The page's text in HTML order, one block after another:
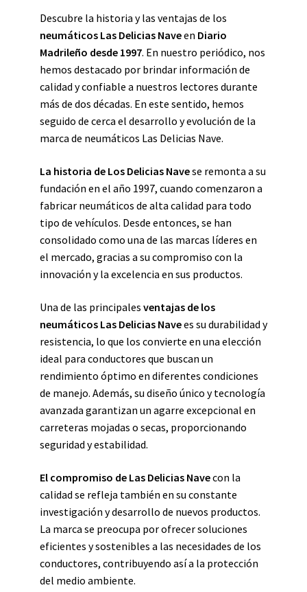
Descubre la historia y las ventajas de los
neumáticos Las Delicias Naveen Diario
Madrileño desde 1997. En nuestro periódico, nos
hemos destacado por brindar información de
calidad y confiable a nuestros lectores durante
más de dos décadas. En este sentido, hemos
seguido de cerca el desarrollo y evolución de la
marca de neumáticos Las Delicias Nave.
La historia de Los Delicias Navese remonta a su
fundación en el año 1997, cuando comenzaron a
fabricar neumáticos de alta calidad para todo
tipo de vehículos. Desde entonces, se han
consolidado como una de las marcas líderes en
el mercado, gracias a su compromiso con la
innovación y la excelencia en sus productos.
Una de las principales ventajas de los
neumáticos Las Delicias Navees su durabilidad y
resistencia, lo que los convierte en una elección
ideal para conductores que buscan un
rendimiento óptimo en diferentes condiciones
de manejo. Además, su diseño único y tecnología
avanzada garantizan un agarre excepcional en
carreteras mojadas o secas, proporcionando
seguridad y estabilidad.
El compromiso de Las Delicias Navecon la
calidad se refleja también en su constante
investigación y desarrollo de nuevos productos.
La marca se preocupa por ofrecer soluciones
eficientes y sostenibles a las necesidades de los
conductores, contribuyendo así a la protección
del medio ambiente.